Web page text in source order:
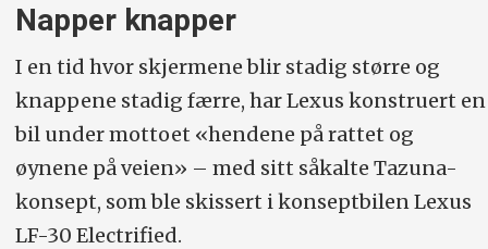
Napper knapper
I en tid hvor skjermene blir stadig større og
knappene stadig færre, har Lexus konstruert en
bil under mottoet «hendene på rattet og
øynene på veien» – med sitt såkalte Tazuna-
konsept, som ble skissert i konseptbilen Lexus
LF-30 Electrified.